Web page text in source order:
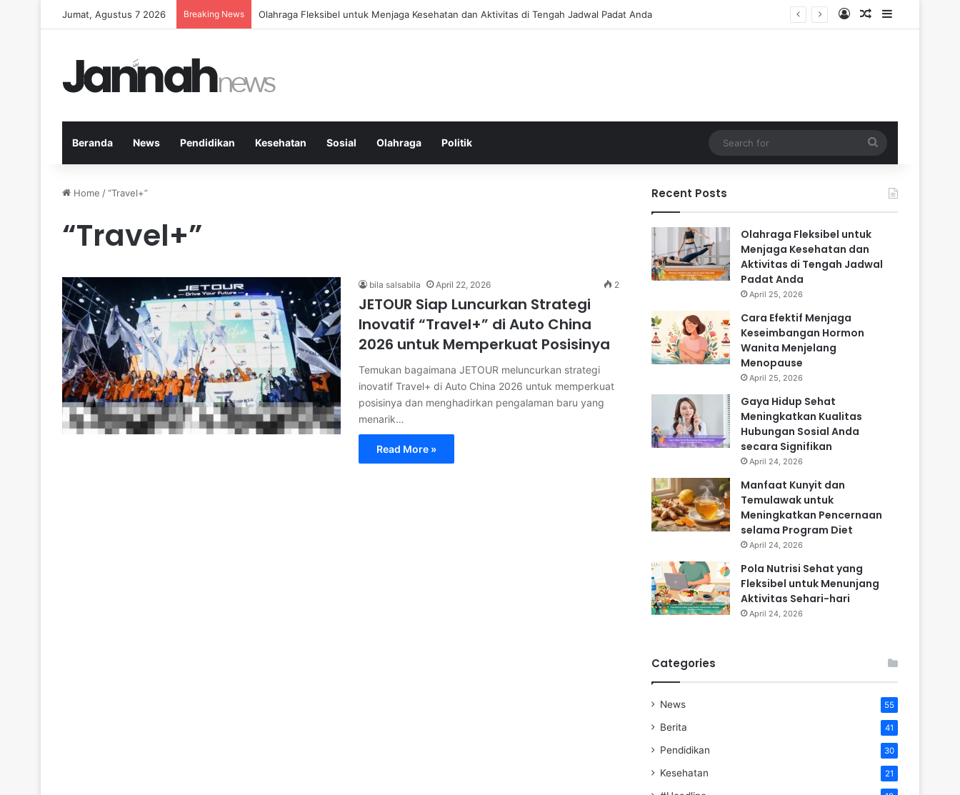
Jumat, Agustus 7 2026 Breaking News Cara Efektif Menjaga Keseimbangan Hormon Wanita Menjelang Menopause Log InRandom Article
Sidebar
Beranda News Pendidikan Kesehatan Sosial Olahraga Politik
for
Home /“Travel+”
“Travel+”
bila salsabila April 22, 2026 2
JETOUR Siap Luncurkan Strategi
Inovatif “Travel+” di Auto China
2026 untuk Memperkuat Posisinya
Temukan bagaimana JETOUR meluncurkan strategi
inovatif Travel+ di Auto China 2026 untuk memperkuat
posisinya dan menghadirkan pengalaman baru yang
menarik…
Read More »
Recent Posts
Olahraga Fleksibel untuk
Menjaga Kesehatan dan
Aktivitas di Tengah Jadwal
Padat Anda
April 25, 2026
Cara Efektif Menjaga
Keseimbangan Hormon
Wanita Menjelang
Menopause
April 25, 2026
Gaya Hidup Sehat
Meningkatkan Kualitas
Hubungan Sosial Anda
secara Signifikan
April 24, 2026
Manfaat Kunyit dan
Temulawak untuk
Meningkatkan Pencernaan
selama Program Diet
April 24, 2026
Pola Nutrisi Sehat yang
Fleksibel untuk Menunjang
Aktivitas Sehari-hari
April 24, 2026
Categories
News 55
Berita 41
Pendidikan 30
Kesehatan 21